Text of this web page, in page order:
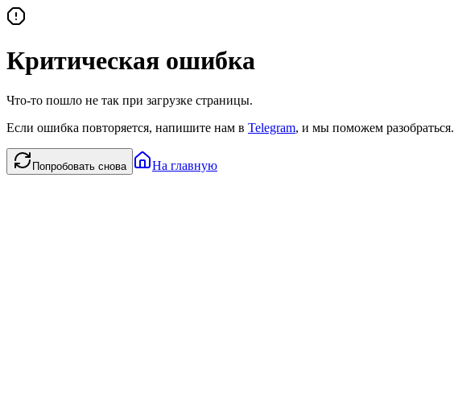
Критическая ошибка
Что-то пошло не так при загрузке страницы.
Если ошибка повторяется, напишите нам в Telegram, и мы поможем разобраться.
Попробовать снова На главную